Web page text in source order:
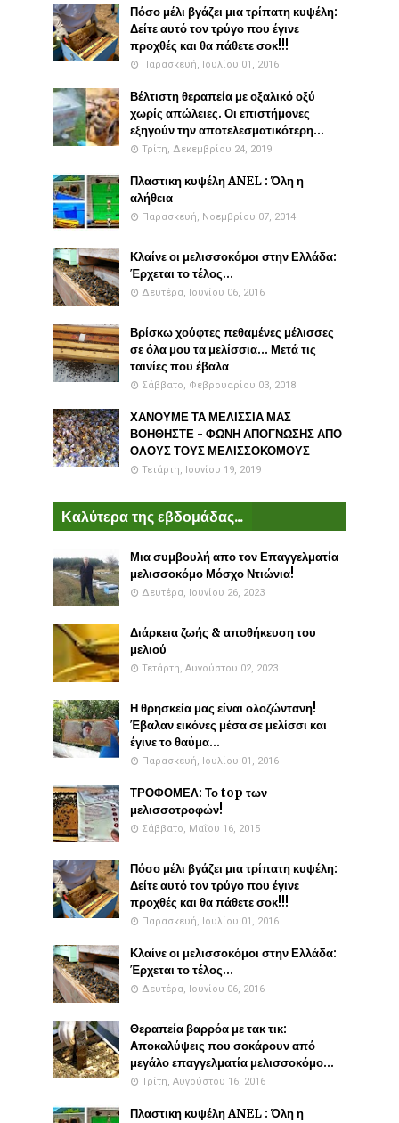
Πόσο μέλι βγάζει μια τρίπατη κυψέλη:
Δείτε αυτό τον τρύγο που έγινε
προχθές και θα πάθετε σοκ!!!
Παρασκευή, Ιουλίου 01, 2016
Βέλτιστη θεραπεία με οξαλικό οξύ
χωρίς απώλειες. Οι επιστήμονες
εξηγούν την αποτελεσματικότερη...
Τρίτη, Δεκεμβρίου 24, 2019
Πλαστικη κυψέλη ANEL : Όλη η
αλήθεια
Παρασκευή, Νοεμβρίου 07, 2014
Κλαίνε οι μελισσοκόμοι στην Ελλάδα:
Έρχεται το τέλος...
Δευτέρα, Ιουνίου 06, 2016
Βρίσκω χούφτες πεθαμένες μέλισσες
σε όλα μου τα μελίσσια... Μετά τις
ταινίες που έβαλα
Σάββατο, Φεβρουαρίου 03, 2018
ΧΑΝΟΥΜΕ ΤΑ ΜΕΛΙΣΣΙΑ ΜΑΣ
ΒΟΗΘΗΣΤΕ - ΦΩΝΗ ΑΠΟΓΝΩΣΗΣ ΑΠΟ
ΟΛΟΥΣ ΤΟΥΣ ΜΕΛΙΣΣΟΚΟΜΟΥΣ
Τετάρτη, Ιουνίου 19, 2019
Καλύτερα της εβδομάδας...
Μια συμβουλή απο τον Επαγγελματία
μελισσοκόμο Μόσχο Ντιώνια!
Δευτέρα, Ιουνίου 26, 2023
Διάρκεια ζωής & αποθήκευση του
μελιού
Τετάρτη, Αυγούστου 02, 2023
Η θρησκεία μας είναι ολοζώντανη!
Έβαλαν εικόνες μέσα σε μελίσσι και
έγινε το θαύμα...
Παρασκευή, Ιουλίου 01, 2016
ΤΡΟΦΟΜΕΛ: Το top των
μελισσοτροφών!
Σάββατο, Μαΐου 16, 2015
Πόσο μέλι βγάζει μια τρίπατη κυψέλη:
Δείτε αυτό τον τρύγο που έγινε
προχθές και θα πάθετε σοκ!!!
Παρασκευή, Ιουλίου 01, 2016
Κλαίνε οι μελισσοκόμοι στην Ελλάδα:
Έρχεται το τέλος...
Δευτέρα, Ιουνίου 06, 2016
Θεραπεία βαρρόα με τακ τικ:
Αποκαλύψεις που σοκάρουν από
μεγάλο επαγγελματία μελισσοκόμο...
Τρίτη, Αυγούστου 16, 2016
Πλαστικη κυψέλη ANEL : Όλη η